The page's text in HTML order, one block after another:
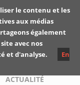
de
ACTUALITÉ
le contenu et les
aux médias
également
avec nos
et d'analyse.
En